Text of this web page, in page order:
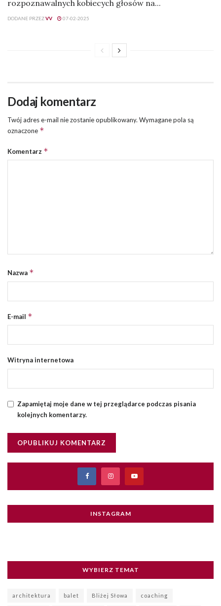
rozpoznawalnych kobiecych głosów na...
DODANE PRZEZVV 07-02-2025
Dodaj komentarz
Twój adres e-mail nie zostanie opublikowany. Wymagane pola są
oznaczone *
Komentarz *
Nazwa *
E-mail *
Witryna internetowa
Zapamiętaj moje dane w tej przeglądarce podczas pisania
kolejnych komentarzy.
INSTAGRAM
WYBIERZ TEMAT
architektura balet Bliżej Słowa coaching